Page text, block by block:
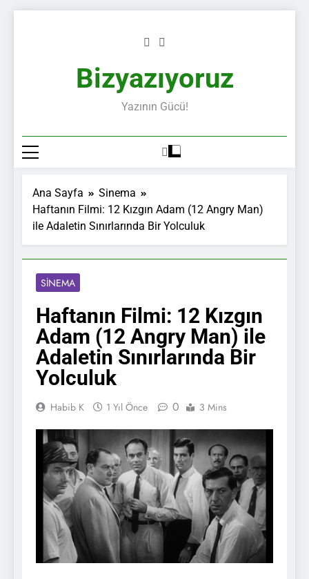
Bizyazıyoruz
Yazının Gücü!
Ana Sayfa
Sinema
Haftanın Filmi: 12 Kızgın Adam (12 Angry Man)
ile Adaletin Sınırlarında Bir Yolculuk
SINEMA
Haftanın Filmi: 12 Kızgın
Adam (12 Angry Man) ile
Adaletin Sınırlarında Bir
Yolculuk
Habib K 1 Yıl Önce 0 3 Mins